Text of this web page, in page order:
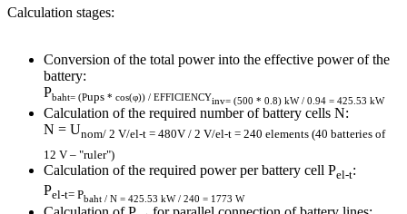
Calculation stages:
Conversion of the total power into the effective power of the
battery:
Pbaht= (Pups * cos(φ)) / EFFICIENCYinv= (500 * 0.8) kW / 0.94 = 425.53 kW
Calculation of the required number of battery cells N:
N = Unom/ 2 V/el-t = 480V / 2 V/el-t = 240 elements (40 batteries of
12 V – "ruler")
Calculation of the required power per battery cell Pel-t:
Pel-t= Pbaht / N = 425.53 kW / 240 = 1773 W